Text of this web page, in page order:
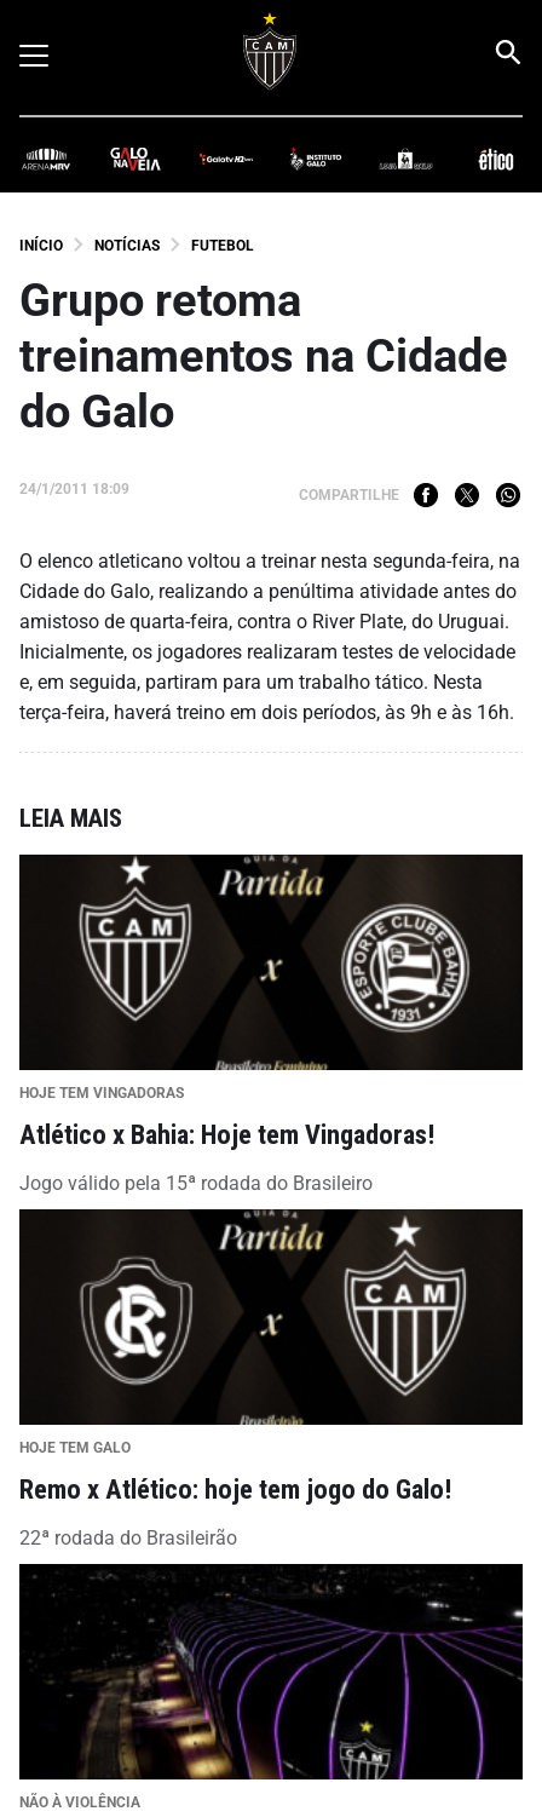
INÍCIO NOTÍCIAS FUTEBOL
Grupo retoma
treinamentos na Cidade
do Galo
24/1/2011 18:09 COMPARTILHE
O elenco atleticano voltou a treinar nesta segunda-feira, na
Cidade do Galo, realizando a penúltima atividade antes do
amistoso de quarta-feira, contra o River Plate, do Uruguai.
Inicialmente, os jogadores realizaram testes de velocidade
e, em seguida, partiram para um trabalho tático. Nesta
terça-feira, haverá treino em dois períodos, às 9h e às 16h.
LEIA MAIS
HOJE TEM VINGADORAS
Atlético x Bahia: Hoje tem Vingadoras!
Jogo válido pela 15ª rodada do Brasileiro
HOJE TEM GALO
Remo x Atlético: hoje tem jogo do Galo!
22ª rodada do Brasileirão
NÃO À VIOLÊNCIA